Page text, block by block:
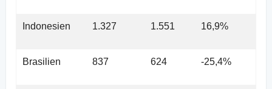
Indonesien 1.327 1.551 16,9%
Brasilien 837 624 -25,4%